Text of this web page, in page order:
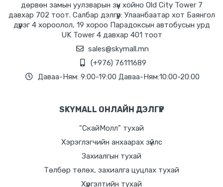
дөрвөн замын уулзварын зүүн хойно Old City Tower 7
давхар 702 тоот. Салбар дэлгүүр: Улаанбаатар хот Баянгол
дүүрэг 4 хороолол, 19 хороо Парадоксын автобусын урд
UK Tower 4 давхар 401 тоот
sales@skymall.mn
(+976) 76111689
Даваа-Ням: 9:00-19:00 Даваа-Ням:10:00-20:00
SKYMALL ОНЛАЙН ДЭЛГҮҮР
"СкайМолл" тухай
Хэрэглэгчийн анхаарах зүйлс
Захиалгын тухай
Төлбөр төлөх, захиалга цуцлах тухай
Хүргэлтийн тухай